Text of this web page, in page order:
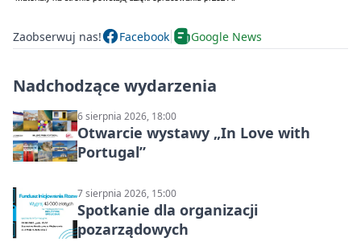
Zaobserwuj nas! Facebook Google News
Nadchodzące wydarzenia
6 sierpnia 2026, 18:00
Otwarcie wystawy „In Love with
Portugal”
7 sierpnia 2026, 15:00
Spotkanie dla organizacji
pozarządowych